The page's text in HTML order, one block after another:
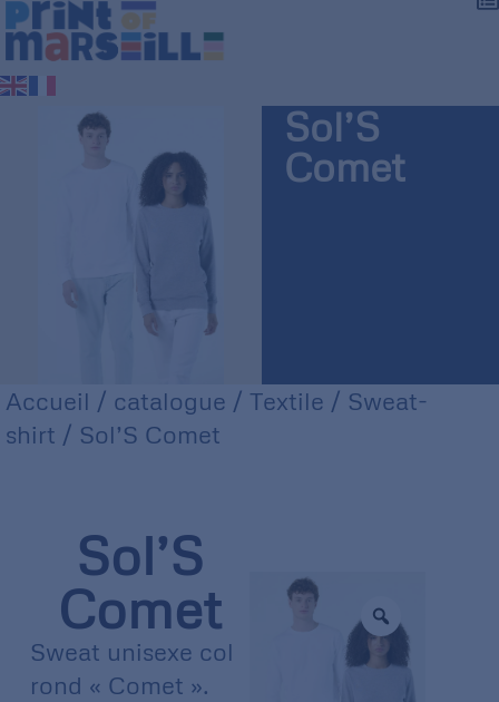
Sol’S
Comet
Accueil / catalogue / Textile / Sweat-
shirt / Sol’S Comet
Sol’S
Comet
Sweat unisexe col
rond « Comet ».